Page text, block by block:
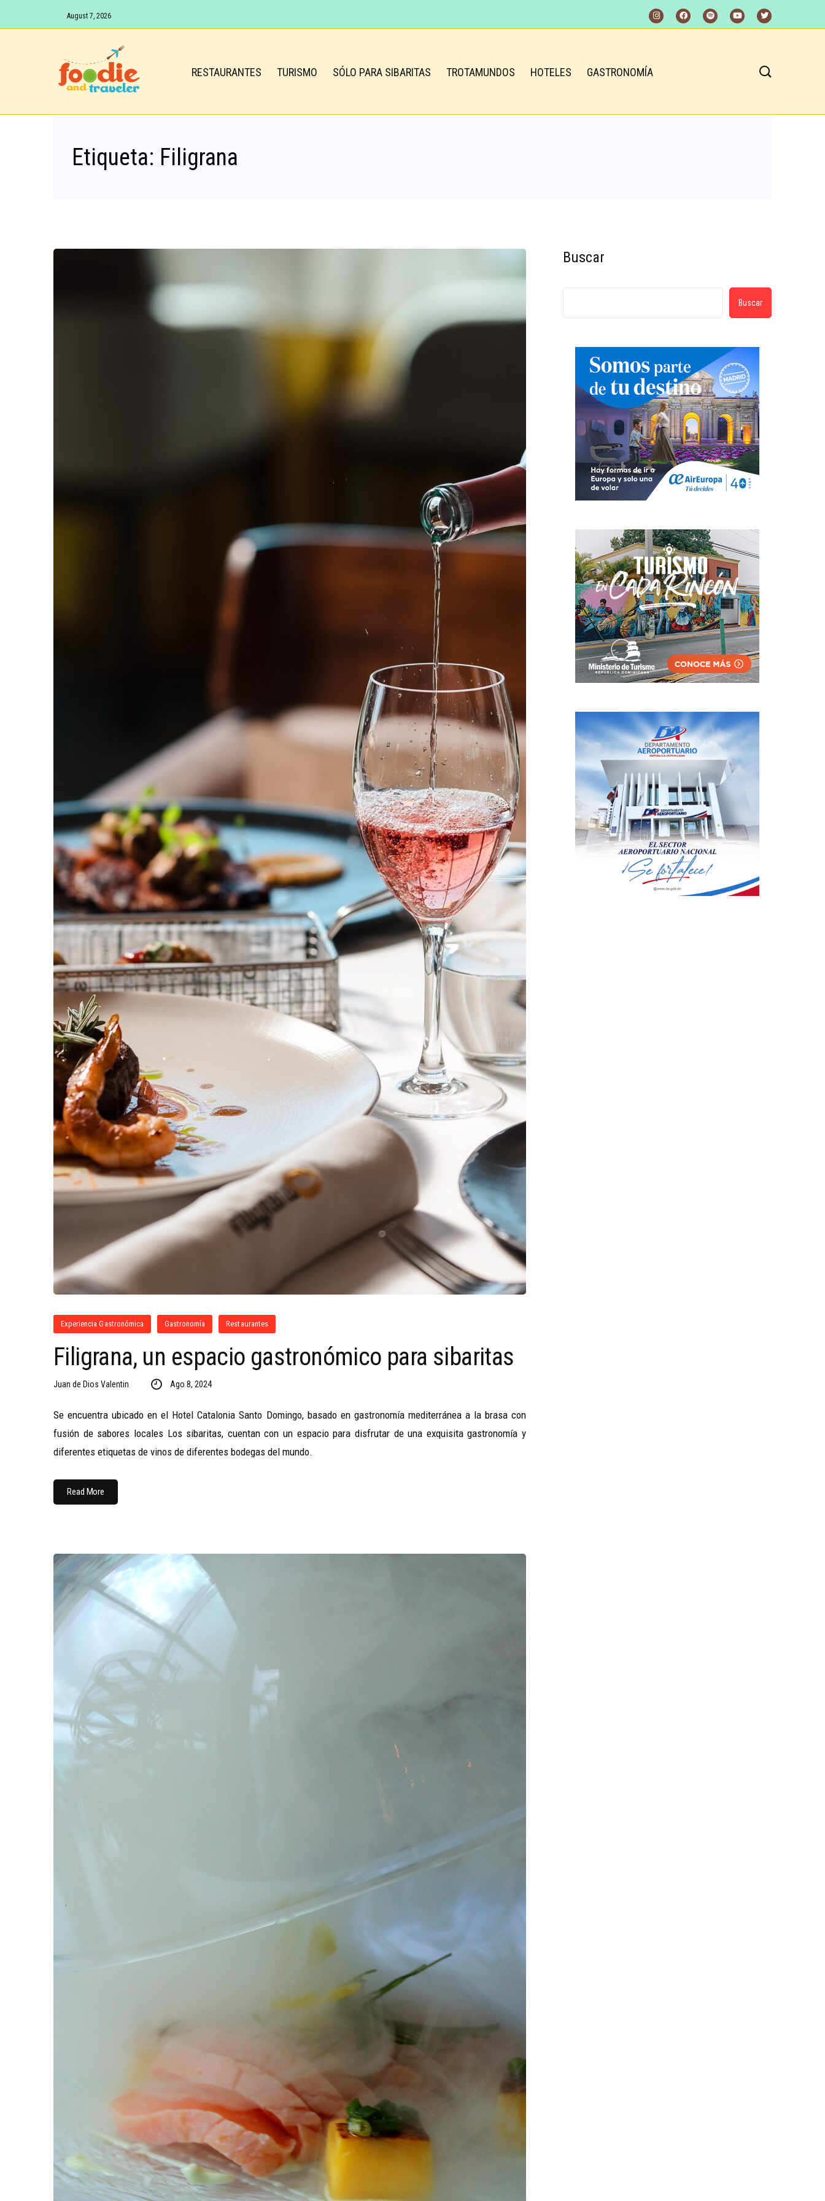
August 7, 2026
RESTAURANTES TURISMO SÓLO PARA SIBARITAS TROTAMUNDOS HOTELES GASTRONOMÍA
Etiqueta: Filigrana
Experiencia Gastronómica Gastronomía Restaurantes
Filigrana, un espacio gastronómico para sibaritas
Juan de Dios Valentin Ago 8, 2024
Se encuentra ubicado en el Hotel Catalonia Santo Domingo, basado en gastronomía mediterránea a la brasa con
fusión de sabores locales Los sibaritas, cuentan con un espacio para disfrutar de una exquisita gastronomía y
diferentes etiquetas de vinos de diferentes bodegas del mundo.
Read More
Buscar
Buscar